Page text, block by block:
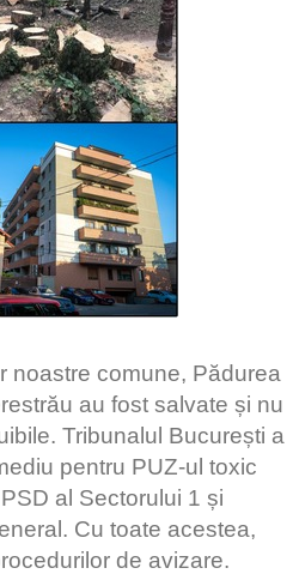
noastre comune, Pădurea
au fost salvate și nu
Tribunalul București a
pentru PUZ-ul toxic
al Sectorului 1 și
Cu toate acestea,
de avizare.